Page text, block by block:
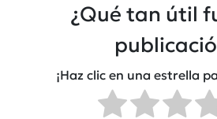
¿Qué tan útil
¡Haz clic en una estrella